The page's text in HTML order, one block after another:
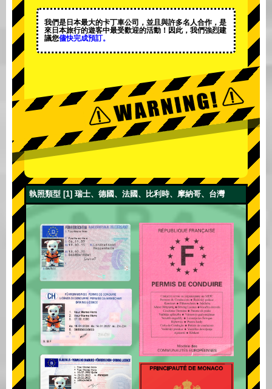
我們是日本最大的卡丁車公司，並且與許多名人合作，是
來日本旅行的遊客中最受歡迎的活動 ！因此，我們強烈建
議您儘快完成預訂。
執照類型 [1] 瑞士、德國、法國、比利時、摩納哥、台灣